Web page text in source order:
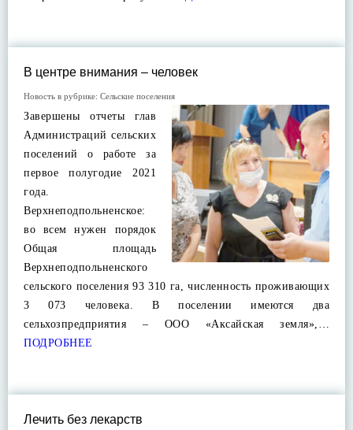
В центре внимания – человек
Новость в рубрике: Сельские поселения
Завершены отчеты глав
Администраций сельских
поселений о работе за
первое полугодие 2021
года.
Верхнеподпольненское:
во всем нужен порядок
Общая площадь
Верхнеподпольненского
сельского поселения 93 310 га, численность проживающих
3 073 человека. В поселении имеются два
сельхозпредприятия – ООО «Аксайская земля»,…
ПОДРОБНЕЕ
Лечить без лекарств